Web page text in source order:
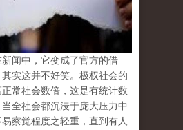
闻中，它变成了官方的借
实这并不好笑。极权社会的
常社会数倍，这是有统计数
全社会都沉浸于庞大压力中
察觉程度之轻重，直到有人